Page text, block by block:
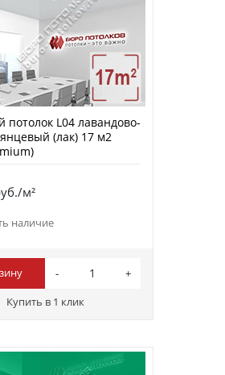
потолок L04 лавандово-
(лак) 17 м2
м²
наличие
Купить в 1 клик